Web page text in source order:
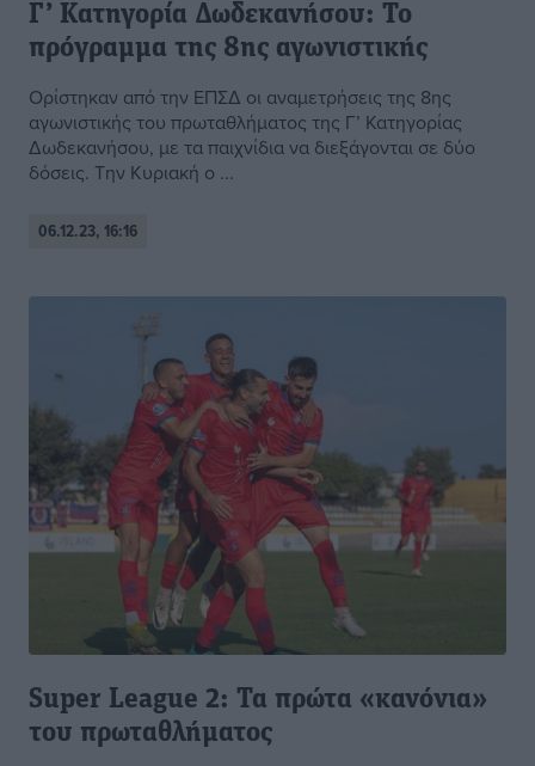
Γ’ Κατηγορία Δωδεκανήσου: Το
πρόγραμμα της 8ης αγωνιστικής
Ορίστηκαν από την ΕΠΣΔ οι αναμετρήσεις της 8ης
αγωνιστικής του πρωταθλήματος της Γ’ Κατηγορίας
Δωδεκανήσου, με τα παιχνίδια να διεξάγονται σε δύο
δόσεις. Την Κυριακή ο ...
06.12.23, 16:16
Super League 2: Τα πρώτα «κανόνια»
του πρωταθλήματος